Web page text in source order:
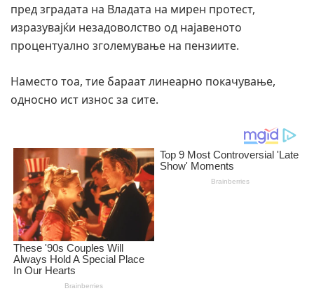
пред зградата на Владата на мирен протест,
изразувајќи незадоволство од најавеното
процентуално зголемување на пензиите.
Наместо тоа, тие бараат линеарно покачување,
односно ист износ за сите.